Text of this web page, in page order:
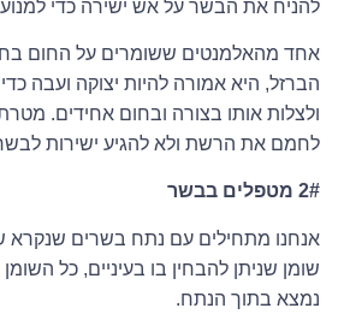
להניח את הבשר על אש ישירה כדי
אחד מהאלמנטים ששומרים על החום
הברזל, היא אמורה להיות יצוקה ועבה
ולצלות אותו בצורה ובחום אחידים.
לחמם את הרשת ולא להגיע ישירות
2# מטפלים בבשר
אנחנו מתחילים עם נתח בשרים שנקרא
נמצא בתוך הנתח.